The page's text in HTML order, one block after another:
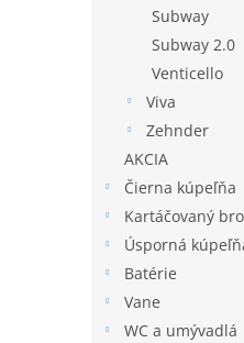
Subway
Subway 2.0
Venticello
Viva
Zehnder
AKCIA
Čierna kúpeľňa
Kartáčovaný
Úsporná
Batérie
Vane
WC a umývadlá